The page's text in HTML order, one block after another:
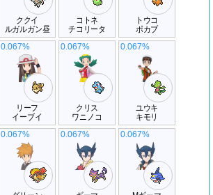
ククイ
ルガルガン昼
コトネ
チコリータ
トウコ
ポカブ
リーフ
イーブイ
0.067%
クリス
ワニノコ
0.067%
ユウキ
キモリ
0.067%
0.067% 0.067% 0.067%